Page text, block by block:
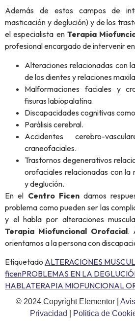
Además de estos campos de
masticación y deglución) y de los
el especialista en Terapia
profesional encargado de intervenir
Alteraciones relacionadas con
de los dientes y relaciones
Malformaciones faciales y
fisuras labiopalatina.
Discapacidades cognitivas
Parálisis cerebral.
Accidentes cerebro-
craneofaciales.
Trastornos degenerativos
orofaciales relacionadas con la
y deglución.
En el Centro Ficendamos
problema como pueden ser las
y el habla por alteraciones
Terapia Miofuncional Orofacial.
orientamos a la persona con
Etiquetado ALTERACIONES
ficenPROBLEMAS EN LA
HABLATERAPIA MIOFUNCIONAL
© 2024 Copyright Elementor |
Privacidad
Politica de